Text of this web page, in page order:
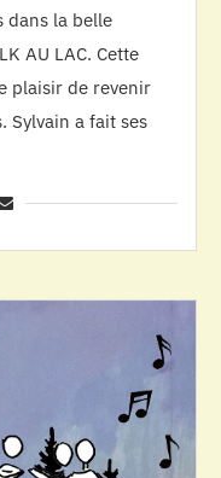
dans la belle
AU LAC. Cette
plaisir de revenir
Sylvain a fait ses